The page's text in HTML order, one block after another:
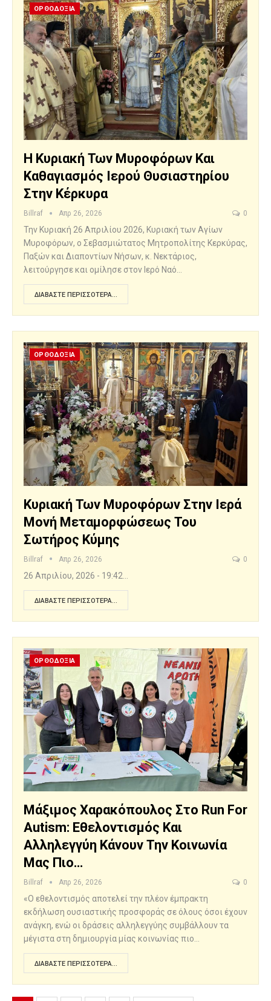
ΟΡΘΟΔΟΞΙΑ
Η Κυριακή Των Μυροφόρων Και
Καθαγιασμός Ιερού Θυσιαστηρίου
Στην Κέρκυρα
Billraf Απρ 26, 2026 0
Την Κυριακή 26 Απριλίου 2026, Κυριακή των Αγίων
Μυροφόρων, ο Σεβασμιώτατος Μητροπολίτης Κερκύρας,
Παξών και Διαποντίων Νήσων, κ. Νεκτάριος,
λειτούργησε και ομίλησε στον Ιερό Ναό…
ΔΙΑΒΆΣΤΕ ΠΕΡΙΣΣΌΤΕΡΑ...
ΟΡΘΟΔΟΞΙΑ
Κυριακή Των Μυροφόρων Στην Ιερά
Μονή Μεταμορφώσεως Του
Σωτήρος Κύμης
Billraf Απρ 26, 2026 0
26 Απριλίου, 2026 - 19:42…
ΔΙΑΒΆΣΤΕ ΠΕΡΙΣΣΌΤΕΡΑ...
ΟΡΘΟΔΟΞΙΑ
Μάξιμος Χαρακόπουλος Στο Run For
Autism: Εθελοντισμός Και
Αλληλεγγύη Κάνουν Την Κοινωνία
Μας Πιο…
Billraf Απρ 26, 2026 0
«Ο εθελοντισμός αποτελεί την πλέον έμπρακτη
εκδήλωση ουσιαστικής προσφοράς σε όλους όσοι έχουν
ανάγκη, ενώ οι δράσεις αλληλεγγύης συμβάλλουν τα
μέγιστα στη δημιουργία μίας κοινωνίας πιο…
ΔΙΑΒΆΣΤΕ ΠΕΡΙΣΣΌΤΕΡΑ...